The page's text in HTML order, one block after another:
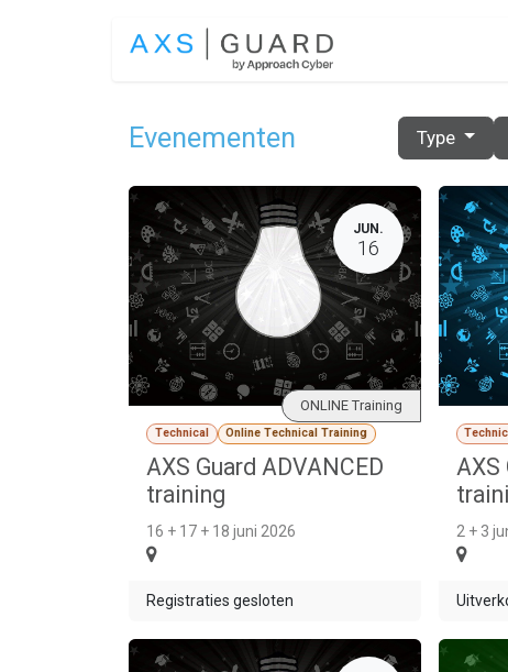
Evenementen Type
JUN.
16
Technical Online Technical Training
AXS Guard ADVANCED
training
16 + 17 + 18 juni 2026
ONLINE Training
Registraties gesloten
AXS
2 + 3